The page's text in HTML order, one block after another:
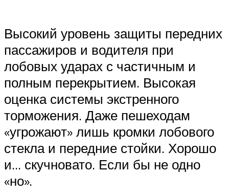
Высокий уровень защиты передних
пассажиров и водителя при
лобовых ударах с частичным и
полным перекрытием. Высокая
оценка системы экстренного
торможения. Даже пешеходам
«угрожают» лишь кромки лобового
стекла и передние стойки. Хорошо
и… скучновато. Если бы не одно
«но».